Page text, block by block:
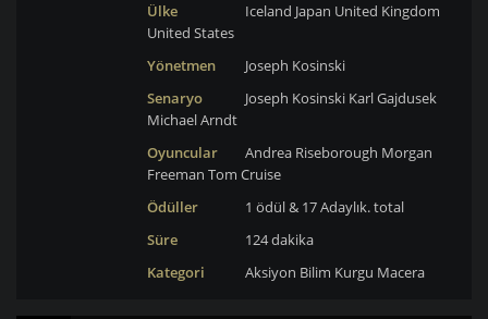
Ülke
Iceland Japan United Kingdom
United States
Yönetmen
Joseph Kosinski
Senaryo
Joseph Kosinski Karl Gajdusek
Michael Arndt
Oyuncular
Andrea Riseborough Morgan
Freeman Tom Cruise
Ödüller
1 ödül & 17 Adaylık. total
Süre
124 dakika
Kategori
Aksiyon Bilim Kurgu Macera